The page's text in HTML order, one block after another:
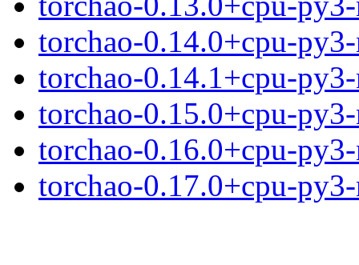
torchao-0.14.0+cpu-
torchao-0.14.1+cpu-
torchao-0.15.0+cpu-
torchao-0.16.0+cpu-
torchao-0.17.0+cpu-